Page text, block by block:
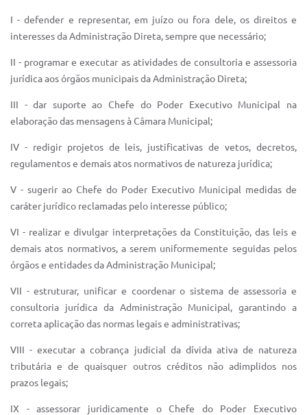
Mobilidade Urbana Sustentável
Ouvidoria da Cidade
Passe Escolar
Portal da Educação
Quadra Fiscal
Sistema Colab
Autarquias
I - defender e representar, em juízo ou fora dele, os direitos e
interesses da Administração Direta, sempre que necessário;
II - programar e executar as atividades de consultoria e assessoria
jurídica aos órgãos municipais da Administração Direta;
III - dar suporte ao Chefe do Poder Executivo Municipal na
elaboração das mensagens à Câmara Municipal;
IV - redigir projetos de leis, justificativas de vetos, decretos,
regulamentos e demais atos normativos de natureza jurídica;
V - sugerir ao Chefe do Poder Executivo Municipal medidas de
caráter jurídico reclamadas pelo interesse público;
VI - realizar e divulgar interpretações da Constituição, das leis e
demais atos normativos, a serem uniformemente seguidas pelos
órgãos e entidades da Administração Municipal;
VII - estruturar, unificar e coordenar o sistema de assessoria e
consultoria jurídica da Administração Municipal, garantindo a
correta aplicação das normas legais e administrativas;
VIII - executar a cobrança judicial da dívida ativa de natureza
tributária e de quaisquer outros créditos não adimplidos nos
prazos legais;
IX - assessorar juridicamente o Chefe do Poder Executivo